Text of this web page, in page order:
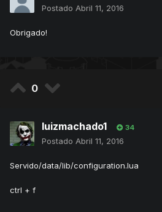
Postado Abril 11, 2016
Obrigado!
0
luizmachado1 34
Postado Abril 11, 2016
Servido/data/lib/configuration.lua
ctrl + f